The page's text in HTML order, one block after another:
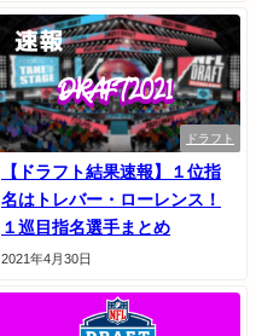
ドラフト
【ドラフト結果速報】１位指
名はトレバー・ローレンス！
１巡目指名選手まとめ
2021年4月30日